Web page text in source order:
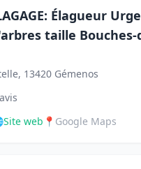
Élagueur
taille Bouches-
13420 Gémenos
Site web 📍 Google Maps